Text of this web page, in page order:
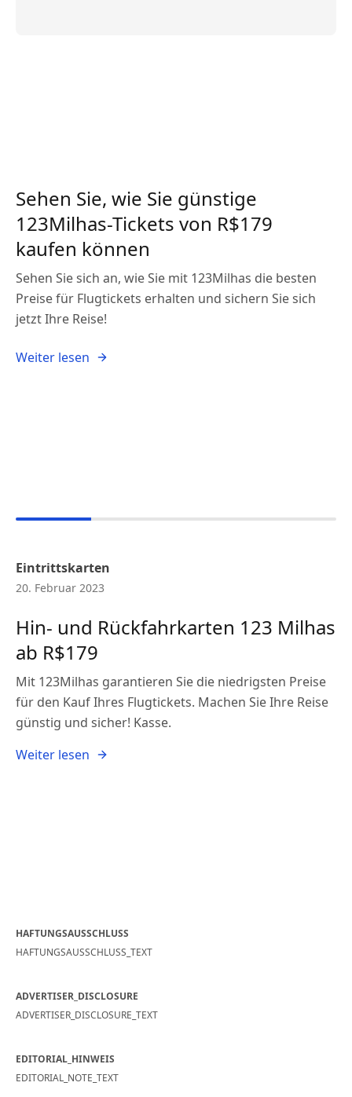
Sehen Sie, wie Sie günstige
123Milhas-Tickets von R$179
kaufen können
Sehen Sie sich an, wie Sie mit 123Milhas die besten
Preise für Flugtickets erhalten und sichern Sie sich
jetzt Ihre Reise!
Weiter lesen
Eintrittskarten
20. Februar 2023
Hin- und Rückfahrkarten 123 Milhas
ab R$179
Mit 123Milhas garantieren Sie die niedrigsten Preise
für den Kauf Ihres Flugtickets. Machen Sie Ihre Reise
günstig und sicher! Kasse.
Weiter lesen
HAFTUNGSAUSSCHLUSS
HAFTUNGSAUSSCHLUSS_TEXT
ADVERTISER_DISCLOSURE
ADVERTISER_DISCLOSURE_TEXT
EDITORIAL_HINWEIS
EDITORIAL_NOTE_TEXT